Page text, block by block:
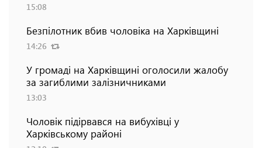
15:08
Безпілотник вбив чоловіка на Харківщині
14:26
У громаді на Харківщині оголосили жалобу
за загиблими залізничниками
13:03
Чоловік підірвався на вибухівці у
Харківському районі